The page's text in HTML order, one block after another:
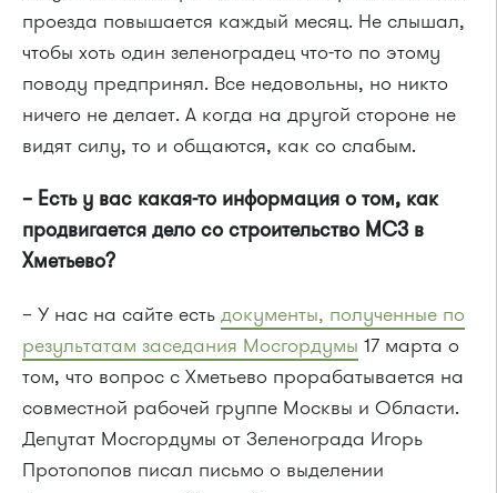
проезда повышается каждый месяц. Не слышал,
чтобы хоть один зеленоградец что-то по этому
поводу предпринял. Все недовольны, но никто
ничего не делает. А когда на другой стороне не
видят силу, то и общаются, как со слабым.
– Есть у вас какая-то информация о том, как
продвигается дело со строительство МСЗ в
Хметьево?
– У нас на сайте есть документы, полученные по
результатам заседания Мосгордумы 17 марта о
том, что вопрос с Хметьево прорабатывается на
совместной рабочей группе Москвы и Области.
Депутат Мосгордумы от Зеленограда Игорь
Протопопов писал письмо о выделении